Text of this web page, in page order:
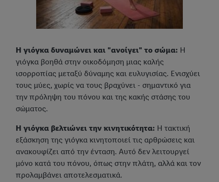
Η γιόγκα δυναμώνει και "ανοίγει" το σώμα: Η
γιόγκα βοηθά στην οικοδόμηση μιας καλής
ισορροπίας μεταξύ δύναμης και ευλυγισίας. Ενισχύει
τους μύες, χωρίς να τους βραχύνει - σημαντικό για
την πρόληψη του πόνου και της κακής στάσης του
σώματος.
Η γιόγκα βελτιώνει την κινητικότητα: Η τακτική
εξάσκηση της γιόγκα κινητοποιεί τις αρθρώσεις και
ανακουφίζει από την ένταση. Αυτό δεν λειτουργεί
μόνο κατά του πόνου, όπως στην πλάτη, αλλά και τον
προλαμβάνει αποτελεσματικά.